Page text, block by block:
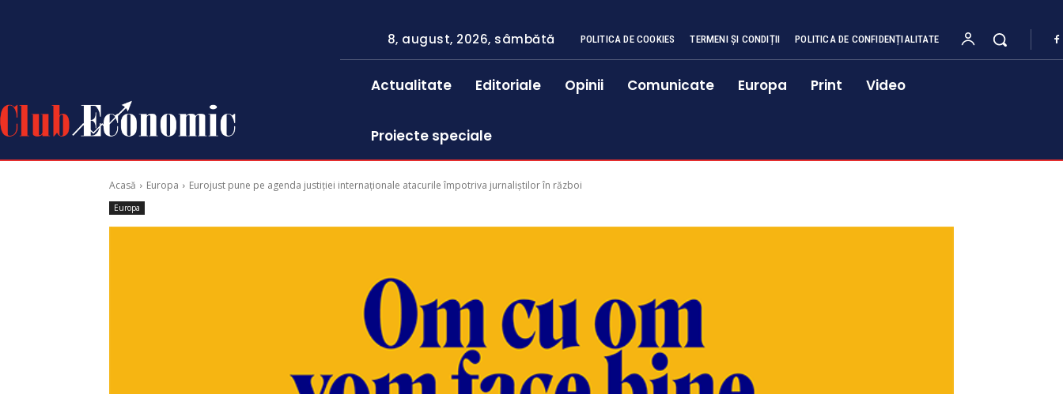
8, august, 2026, sâmbătă POLITICA DE COOKIES TERMENI ȘI CONDIȚII POLITICA DE CONFIDENȚIALITATE
Actualitate Editoriale Opinii Comunicate Europa Print Video
Proiecte speciale
Acasă Europa Eurojust pune pe agenda justiției internaționale atacurile împotriva jurnaliștilor în război
Europa